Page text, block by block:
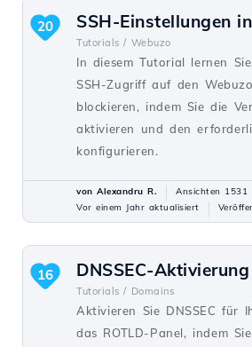
SSH-Einstellungen
Tutorials / Webuzo
In diesem Tutorial lernen
SSH-Zugriff auf den
blockieren, indem Sie die
aktivieren und den
konfigurieren.
20
von Alexandru R.
Ansichten 1531
Vor einem Jahr aktualisiert
DNSSEC-
Tutorials / Domains
Aktivieren Sie DNSSEC für
das ROTLD-Panel, indem
16